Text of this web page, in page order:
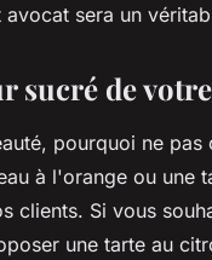
sera un
sucré de
pourquoi ne
à l'orange ou une
clients. Si vous
une tarte au